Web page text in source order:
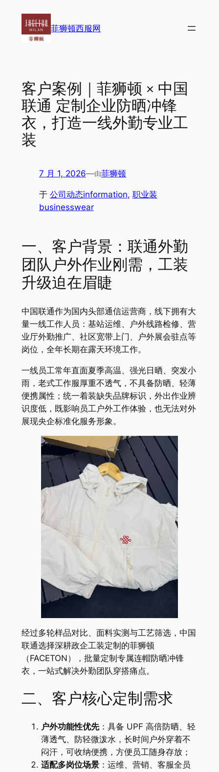
菲狮顿西服网
客户案例｜菲狮顿 × 中国
联通 定制企业防晒冲锋
衣，打造一线外勤专业工
装
7 月 1, 2026—由菲狮顿
于 公司动态information, 职业装
businesswear
一、客户背景：联通外勤
团队户外作业刚需，工装
升级迫在眉睫
中国联通作为国内头部通信运营商，线下拥有大
量一线工作人员：基站运维、户外线路检修、营
业厅外勤推广、社区宽带上门、户外展会驻点等
岗位，全年长期在露天环境工作。
一线员工常年直面夏季高温、强光日晒、突发小
雨，老式工作服厚重不透气，不具备防晒、轻薄
便携属性；统一着装缺失品牌标识，外出作业辨
识度低，既影响员工户外工作体验，也无法对外
展现央企标准化服务形象。
经过多轮样品对比、面料实测与工艺筛选，中国
联通选择深耕政企工装定制的菲狮顿
（FACETON），批量定制专属连帽防晒冲锋
衣，一站式解决外勤团队穿搭痛点。
二、客户核心定制需求
户外功能性优先：具备 UPF 高倍防晒、轻
薄透气、防轻微泼水，长时间户外穿着不
闷汗，可收纳便携，方便员工随身存放；
适配多岗位场景：运维、营销、客服全员